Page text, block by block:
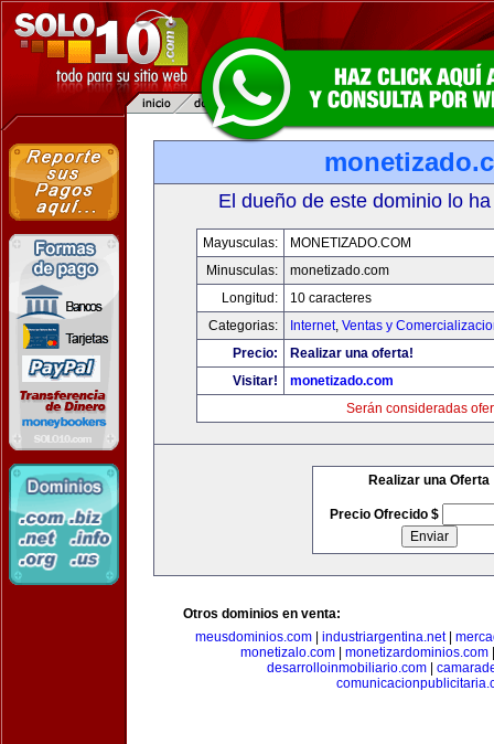
El dueño de este dominio lo
Mayusculas:
MONETIZADO.COM
Minusculas:
monetizado.com
Longitud:
10 caracteres
Categorias:
Internet, Ventas y
Precio:
Realizar una oferta!
Visitar!
monetizado.com
Serán consideradas
Realizar una Oferta
Precio Ofrecido $
Otros dominios en venta:
meusdominios.com| industriargentina.net|
monetizalo.com| monetizardominios.com
desarrolloinmobiliario.com